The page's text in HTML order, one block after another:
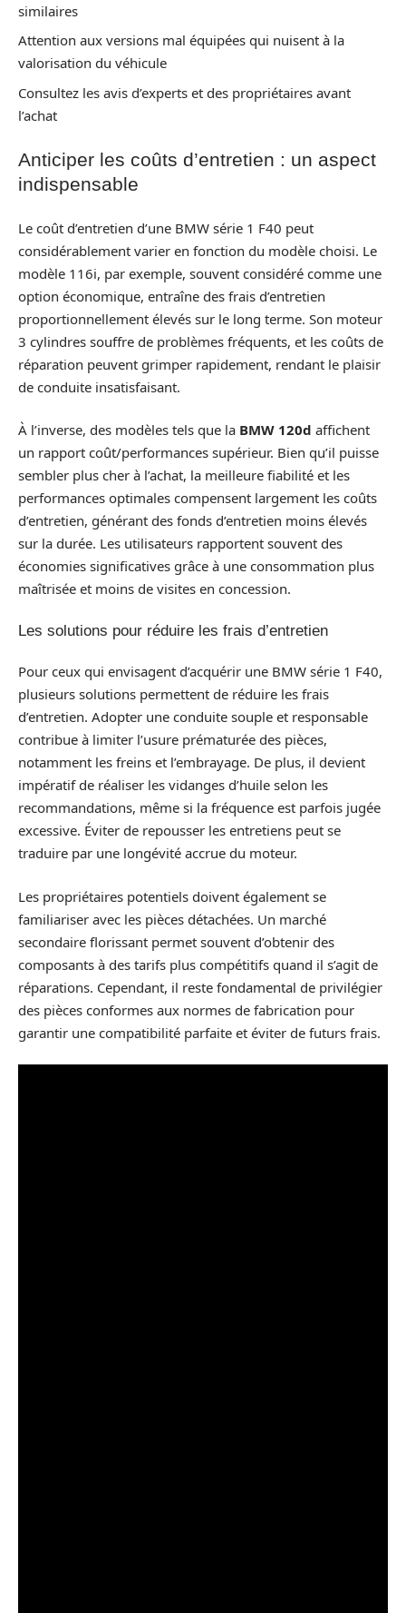
similaires
Attention aux versions mal équipées qui nuisent à la
valorisation du véhicule
Consultez les avis d’experts et des propriétaires avant
l’achat
Anticiper les coûts d’entretien : un aspect
indispensable
Le coût d’entretien d’une BMW série 1 F40 peut
considérablement varier en fonction du modèle choisi. Le
modèle 116i, par exemple, souvent considéré comme une
option économique, entraîne des frais d’entretien
proportionnellement élevés sur le long terme. Son moteur
3 cylindres souffre de problèmes fréquents, et les coûts de
réparation peuvent grimper rapidement, rendant le plaisir
de conduite insatisfaisant.
À l’inverse, des modèles tels que la BMW 120d affichent
un rapport coût/performances supérieur. Bien qu’il puisse
sembler plus cher à l’achat, la meilleure fiabilité et les
performances optimales compensent largement les coûts
d’entretien, générant des fonds d’entretien moins élevés
sur la durée. Les utilisateurs rapportent souvent des
économies significatives grâce à une consommation plus
maîtrisée et moins de visites en concession.
Les solutions pour réduire les frais d’entretien
Pour ceux qui envisagent d’acquérir une BMW série 1 F40,
plusieurs solutions permettent de réduire les frais
d’entretien. Adopter une conduite souple et responsable
contribue à limiter l’usure prématurée des pièces,
notamment les freins et l’embrayage. De plus, il devient
impératif de réaliser les vidanges d’huile selon les
recommandations, même si la fréquence est parfois jugée
excessive. Éviter de repousser les entretiens peut se
traduire par une longévité accrue du moteur.
Les propriétaires potentiels doivent également se
familiariser avec les pièces détachées. Un marché
secondaire florissant permet souvent d’obtenir des
composants à des tarifs plus compétitifs quand il s’agit de
réparations. Cependant, il reste fondamental de privilégier
des pièces conformes aux normes de fabrication pour
garantir une compatibilité parfaite et éviter de futurs frais.